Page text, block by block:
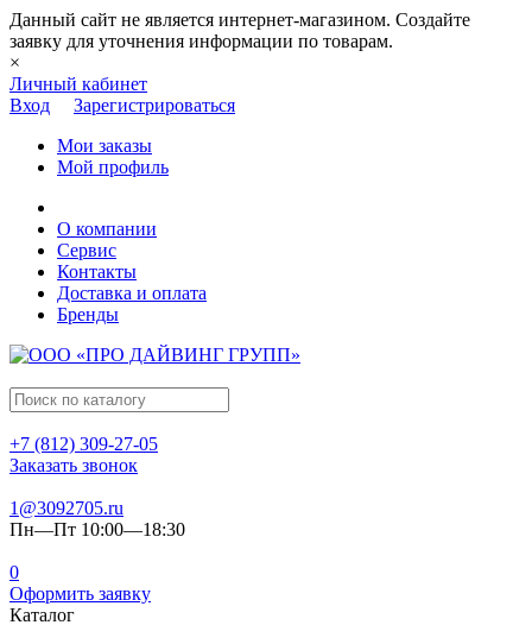
Данный сайт не является интернет-магазином. Создайте
заявку для уточнения информации по товарам.
×
Личный кабинет
Вход
Зарегистрироваться
Мои заказы
Мой профиль
О компании
Сервис
Контакты
Доставка и оплата
Бренды
+7 (812) 309-27-05
Заказать звонок
1@3092705.ru
Пн—Пт 10:00—18:30
0
Оформить заявку
Каталог